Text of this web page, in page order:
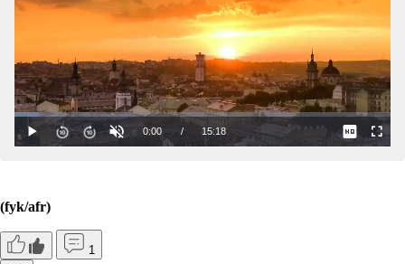
(fyk/afr)
1